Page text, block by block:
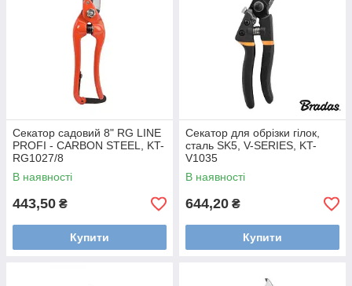
Секатор садовий 8" RG LINE
PROFI - CARBON STEEL, KT-
RG1027/8
В наявності
443,50 ₴
Купити
Секатор для обрізки гілок,
сталь SK5, V-SERIES, KT-
V1035
В наявності
644,20 ₴
Купити